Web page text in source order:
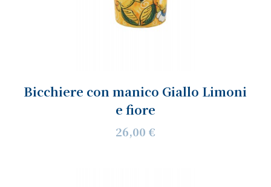
Bicchiere con manico Giallo Limoni
e fiore
26,00 €